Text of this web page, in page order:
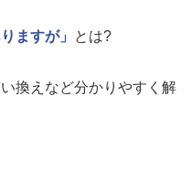
ますが」 とは?
換えなど分かりやすく解